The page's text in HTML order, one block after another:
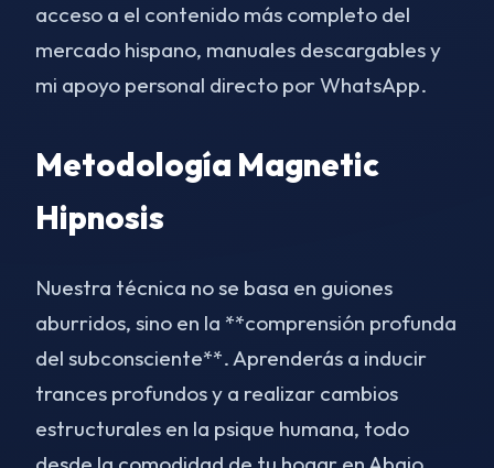
acceso a el contenido más completo del
mercado hispano, manuales descargables y
mi apoyo personal directo por WhatsApp.
Metodología Magnetic
Hipnosis
Nuestra técnica no se basa en guiones
aburridos, sino en la **comprensión profunda
del subconsciente**. Aprenderás a inducir
trances profundos y a realizar cambios
estructurales en la psique humana, todo